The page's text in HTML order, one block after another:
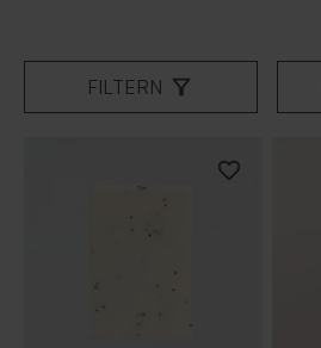
FILTERN